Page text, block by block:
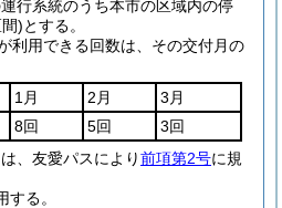
行系統のうち本市の区域内の停
)とする。
利用できる回数は、その交付月の
1月 2月
3月
8回 5回
3回
、友愛パスにより前項第2号に規
る。